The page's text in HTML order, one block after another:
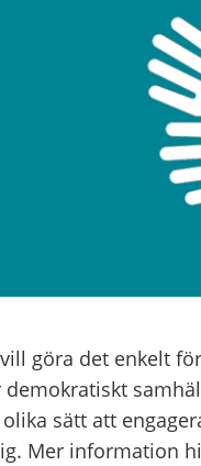
göra det enkelt
sätt att
Mer information